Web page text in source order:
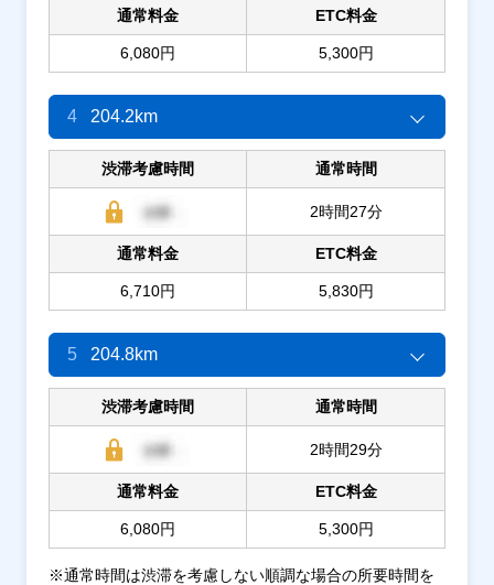
通常料金
6,080円
ETC料金
5,300円
4 204.2km
渋滞考慮時間 通常時間
2時間27分
通常料金
6,710円
ETC料金
5,830円
5 204.8km
渋滞考慮時間 通常時間
2時間29分
通常料金
6,080円
ETC料金
5,300円
※通常時間は渋滞を考慮しない順調な場合の所要時間を